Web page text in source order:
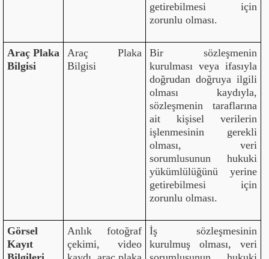
getirebilmesi için
zorunlu olması.
Araç Plaka
Bilgisi
Araç Plaka
Bilgisi
Bir sözleşmenin
kurulması veya ifasıyla
doğrudan doğruya ilgili
olması kaydıyla,
sözleşmenin taraflarına
ait kişisel verilerin
işlenmesinin gerekli
olması, veri
sorumlusunun hukuki
yükümlülüğünü yerine
getirebilmesi için
zorunlu olması.
Görsel
Kayıt
Anlık fotoğraf
çekimi, video
İş sözleşmesinin
kurulmuş olması, veri